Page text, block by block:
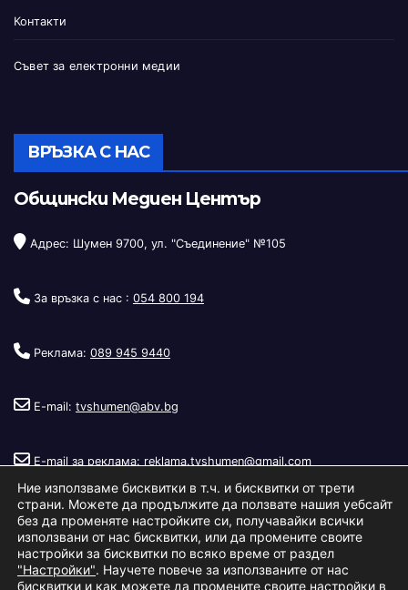
Контакти
Съвет за електронни медии
ВРЪЗКА С НАС
Общински Медиен Център
Адрес: Шумен 9700, ул. "Съединение" №105
За връзка с нас : 054 800 194
Реклама: 089 945 9440
E-mail: tvshumen@abv.bg
E-mail за реклама: reklama.tvshumen@gmail.com
Copyright © 2026Телевизия Шумен.|Изработка: S.I.T Solutions
Ние използваме бисквитки в т.ч. и бисквитки от трети
страни. Можете да продължите да ползвате нашия уебсайт
без да променяте настройките си, получавайки всички
използвани от нас бисквитки, или да промените своите
настройки за бисквитки по всяко време от раздел
"Настройки". Научете повече за използваните от нас
бисквитки и как можете да промените своите настройки в